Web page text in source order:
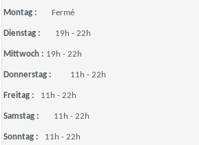
Montag : Fermé
Dienstag : 19h - 22h
Mittwoch : 19h - 22h
Donnerstag : 11h - 22h
Freitag : 11h - 22h
Samstag : 11h - 22h
Sonntag : 11h - 22h